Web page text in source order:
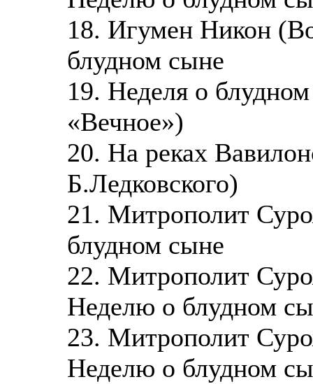
18. Игумен Никон
блудном сыне
19. Неделя о
«Вечное»)
20. На реках
Б.Ледковского)
21. Митрополит
блудном сыне
22. Митрополит
Неделю о блудном
23. Митрополит
Неделю о блудном